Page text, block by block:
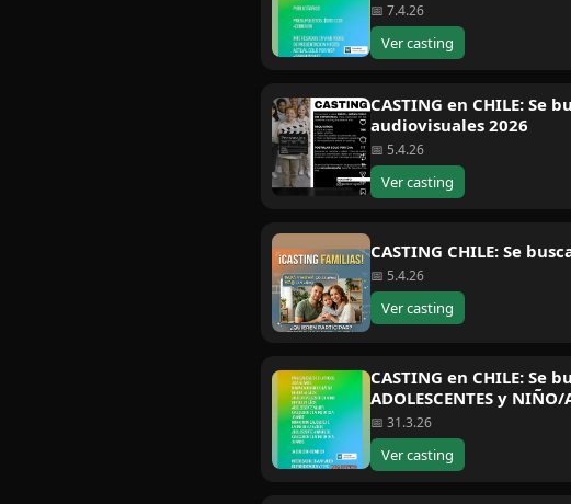
📅 7.4.26
Ver casting
CASTING en CHILE: Se
audiovisuales 2026
📅 5.4.26
Ver casting
CASTING CHILE: Se
📅 5.4.26
Ver casting
CASTING en CHILE: Se
ADOLESCENTES y NIÑO/
📅 31.3.26
Ver casting